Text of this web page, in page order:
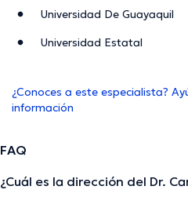
Universidad De Guayaquil
Universidad Estatal
¿Conoces a este especialista?
información
FAQ
¿Cuál es la dirección del Dr.